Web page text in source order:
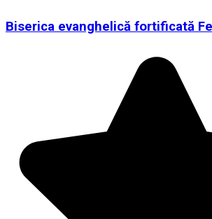
Biserica evanghelică fortificată